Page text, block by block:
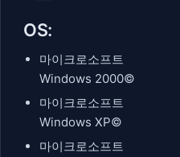
OS:
마이크로소프트
Windows 2000©
마이크로소프트
Windows XP©
마이크로소프트